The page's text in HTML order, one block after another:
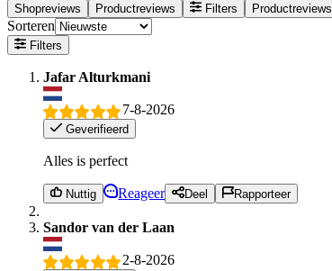
Shopreviews
Productreviews Filters Productreviews
Sorteren
Filters
Jafar Alturkmani
7-8-2026
Geverifieerd
Alles is perfect
Nuttig Reageer Deel Rapporteer
Sandor van der Laan
2-8-2026